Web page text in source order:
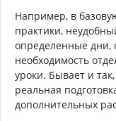
Например, в
практики,
определенные дни,
необходимость
уроки. Бывает и
реальная
дополнительных